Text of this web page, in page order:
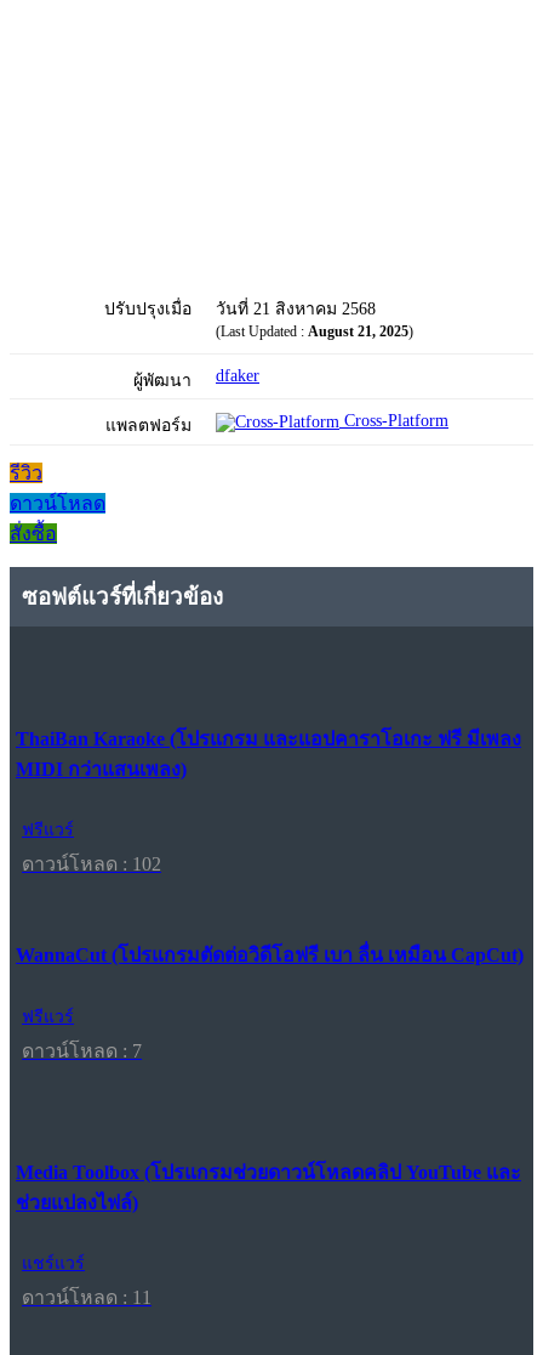
ปรับปรุงเมื่อ วันที่ 21 สิงหาคม 2568
(Last Updated : August 21, 2025)
ผู้พัฒนา dfaker
แพลตฟอร์ม Cross-Platform
รีวิว
ดาวน์โหลด
สั่งซื้อ
ซอฟต์แวร์ที่เกี่ยวข้อง
ThaiBan Karaoke (โปรแกรม และแอปคาราโอเกะ ฟรี มีเพลง
MIDI กว่าแสนเพลง)
ฟรีแวร์
ดาวน์โหลด : 102
WannaCut (โปรแกรมตัดต่อวิดีโอฟรี เบา ลื่น เหมือน CapCut)
ฟรีแวร์
ดาวน์โหลด : 7
Media Toolbox (โปรแกรมช่วยดาวน์โหลดคลิป YouTube และ
ช่วยแปลงไฟล์)
แชร์แวร์
ดาวน์โหลด : 11